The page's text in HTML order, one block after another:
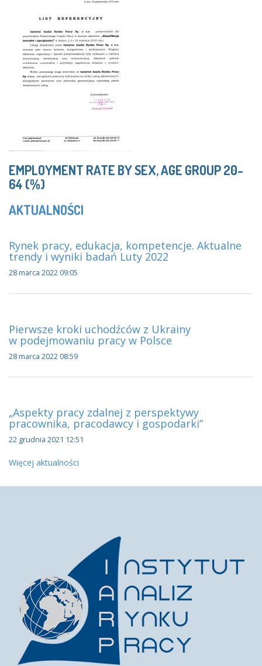
EMPLOYMENT RATE BY SEX, AGE GROUP 20-
64 (%)
AKTUALNOŚCI
Rynek pracy, edukacja, kompetencje. Aktualne
trendy i wyniki badań Luty 2022
28 marca 2022 09:05
Pierwsze kroki uchodźców z Ukrainy
w podejmowaniu pracy w Polsce
28 marca 2022 08:59
„Aspekty pracy zdalnej z perspektywy
pracownika, pracodawcy i gospodarki”
22 grudnia 2021 12:51
Więcej aktualności